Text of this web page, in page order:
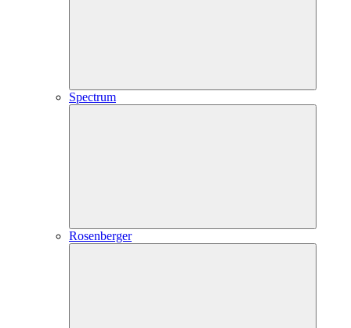
Spectrum
Rosenberger